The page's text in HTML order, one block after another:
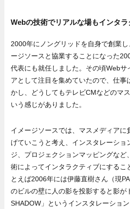
Webの技術でリアルな場もインタラ
2000年にノングリッドを自身で創業
ージソースと協業することになった
代表にも就任しました。その頃Webサ
アとして注目を集めていたので、仕事
かし、どうしてもテレビCMなどのマ
いう感じがありました。
イメージソースでは、マスメディアに
げていこうと考え、インスタレーショ
ジ、プロジェクションマッピングなど
術によってインタラクティブにするこ
とえば2006年には伊藤直樹さん（現
のビルの壁に人の影を投影すると影が
SHADOW」というインスタレーショ